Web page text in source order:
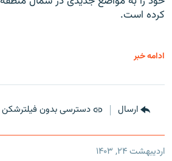
کرده است.
ادامه خبر
ارسال دسترسی بدون فیلترشکن
اردیبهشت ۲۴, ۱۴۰۳